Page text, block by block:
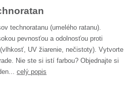
technoratanu (umelého ratanu).
pevnosťou a odolnosťou proti
UV žiarenie, nečistoty). Vytvorte
Nie ste si istí farbou? Objednajte si
celý popis